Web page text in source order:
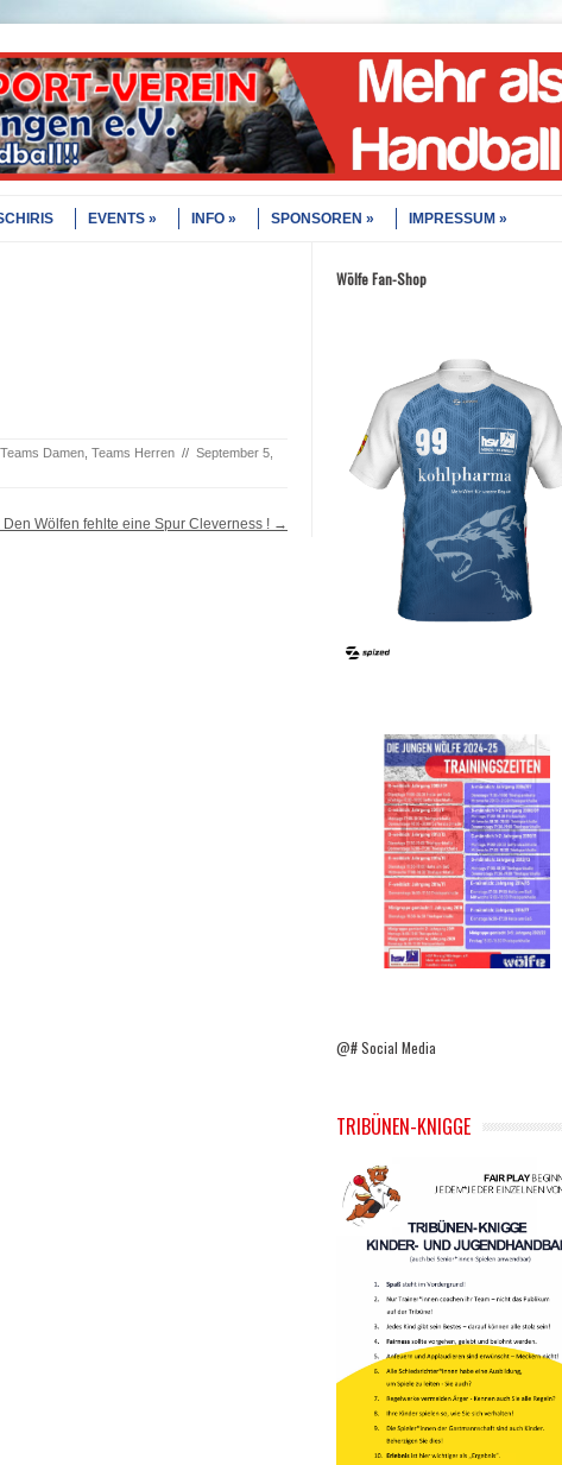
EVENTS INFO SPONSOREN IMPRESSUM
Teams Damen Teams Herren // September 5,
Den Wölfen fehlte eine Spur Cleverness ! →
Wölfe Fan-Shop
@# Social Media
TRIBÜNEN-KNIGGE